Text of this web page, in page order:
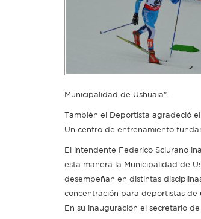
Municipalidad de Ushuaia".
También el Deportista agradeció
Un centro de entrenamiento
El intendente Federico Sciurano
esta manera la Municipalidad de
desempeñan en distintas
concentración para deportistas de
En su inauguración el secretario